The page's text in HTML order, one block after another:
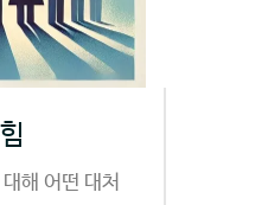
해 어떤 대처